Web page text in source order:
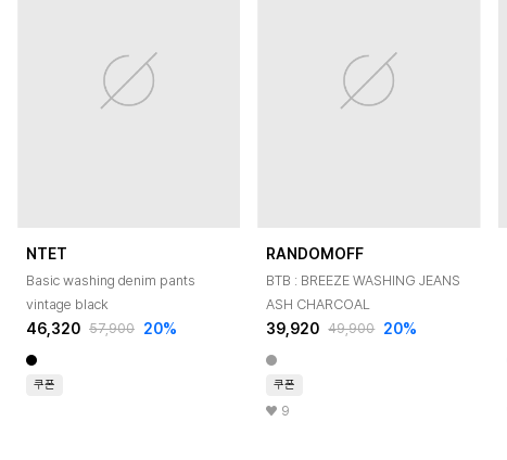
NTET
Basic washing denim pants
vintage black
46,320 57,900 20%
쿠폰
RANDOMOFF
BTB : BREEZE WASHING JEANS
ASH CHARCOAL
39,920 49,900 20%
쿠폰
9